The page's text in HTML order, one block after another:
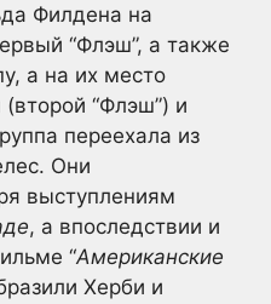
Филдена на
“Флэш”, а также
а на их место
“Флэш”) и
переехала из
Они
выступлениям
, а впоследствии и
“Американские
Херби и